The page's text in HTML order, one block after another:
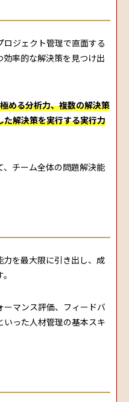
ジェクト管理で直面する
率的な解決策を見つけ出
める分析力、複数の解決策
解決策を実行する実行力
、チーム全体の問題解決能
を最大限に引き出し、成
マンス評価、フィードバ
いった人材管理の基本スキ